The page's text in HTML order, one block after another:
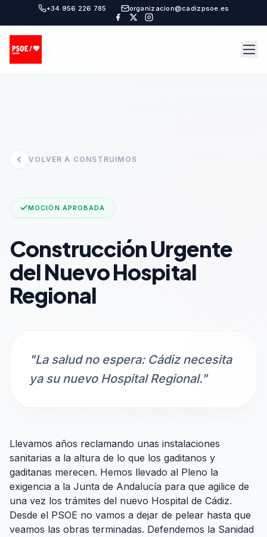
+34 956 226 785 organizacion@cadizpsoe.es
VOLVER A CONSTRUIMOS
MOCIÓN APROBADA
Construcción Urgente
del Nuevo Hospital
Regional
"La salud no espera: Cádiz necesita
ya su nuevo Hospital Regional."
Llevamos años reclamando unas instalaciones
sanitarias a la altura de lo que los gaditanos y
gaditanas merecen. Hemos llevado al Pleno la
exigencia a la Junta de Andalucía para que agilice de
una vez los trámites del nuevo Hospital de Cádiz.
Desde el PSOE no vamos a dejar de pelear hasta que
veamos las obras terminadas. Defendemos la Sanidad